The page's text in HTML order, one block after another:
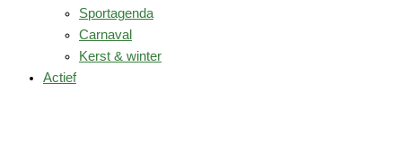
Sportagenda
Carnaval
Kerst & winter
Actief